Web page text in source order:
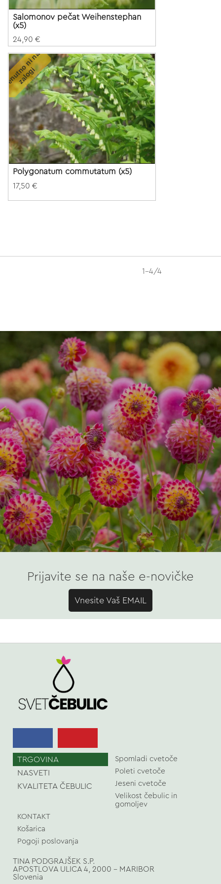
Salomonov pečat Weihenstephan
(x5)
24,90 €
T
r
e
n
u
t
n
o
n
i
n
a
z
a
l
o
g
i
Polygonatum commutatum (x5)
17,50 €
1-4/4
Prijavite se na naše e-novičke
Vnesite Vaš EMAIL
TRGOVINA
NASVETI
KVALITETA ČEBULIC
Spomladi cvetoče
Poleti cvetoče
Jeseni cvetoče
Velikost čebulic in
gomoljev
KONTAKT
Košarica
Pogoji poslovanja
TINA PODGRAJŠEK S.P.
APOSTLOVA ULICA 4, 2000 - MARIBOR
Slovenia